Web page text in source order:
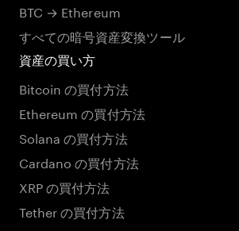
BTC → Ethereum
すべての暗号資産変換ツール
資産の買い方
Bitcoin の買付方法
Ethereum の買付方法
Solana の買付方法
Cardano の買付方法
XRP の買付方法
Tether の買付方法